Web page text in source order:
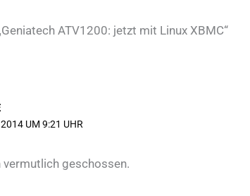
ATV1200: jetzt mit Linux XBMC“
UM 9:21 UHR
geschossen.